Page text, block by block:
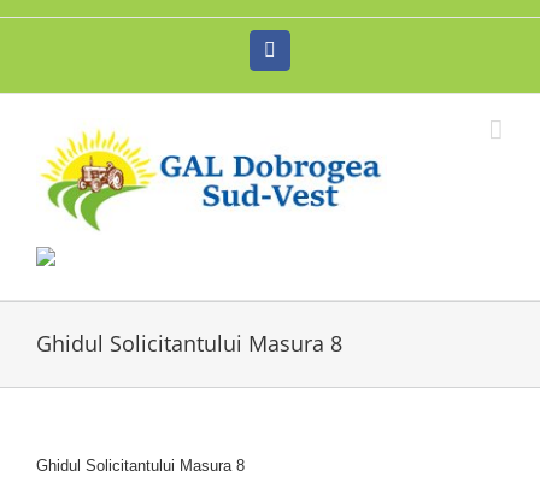
Ghidul Solicitantului Masura 8
Ghidul Solicitantului Masura 8